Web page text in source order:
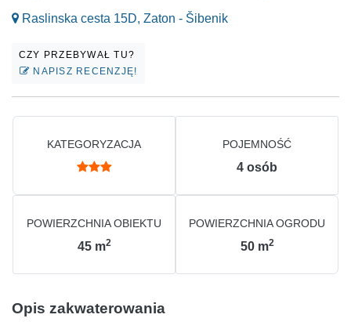
Raslinska cesta 15D, Zaton - Šibenik
CZY PRZEBYWAŁ TU?
NAPISZ RECENZJĘ!
KATEGORYZACJA POJEMNOŚĆ
4 osób
POWIERZCHNIA OBIEKTU
45 m2
POWIERZCHNIA OGRODU
50 m2
Opis zakwaterowania